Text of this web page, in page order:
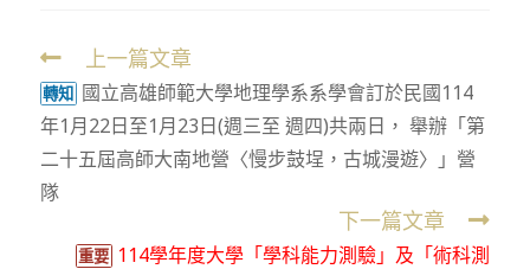
Read
more
articles
上一篇文章
轉知 國立高雄師範大學地理學系系學會訂於民國114
年1月22日至1月23日(週三至 週四)共兩日， 舉辦「第
二十五屆高師大南地營〈慢步鼓埕，古城漫遊〉」營
隊
下一篇文章
重要 114學年度大學「學科能力測驗」及「術科測